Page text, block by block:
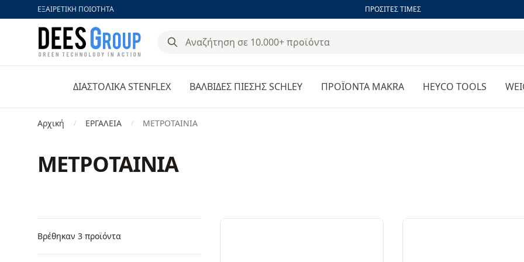
ΕΞΑΙΡΕΤΙΚΗ ΠΟΙΟΤΗΤΑ ΠΡΟΣΙΤΕΣ ΤΙΜΕΣ
DeesGroup
ΔΙΑΣΤΟΛΙΚΑ STENFLEX ΒΑΛΒΙΔΕΣ ΠΙΕΣΗΣ SCHLEY ΠΡΟΪΟΝΤΑ MAKRA HEYCO TOOLS
Αρχική / ΕΡΓΑΛΕΙΑ / ΜΕΤΡΟΤΑΙΝΙΑ
ΜΕΤΡΟΤΑΙΝΙΑ
Βρέθηκαν 3 προϊόντα
Products